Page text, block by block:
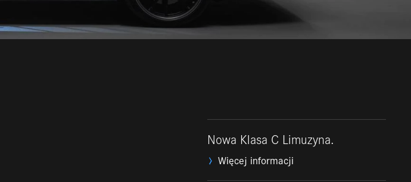
Nowa Klasa C Limuzyna.
Więcej informacji